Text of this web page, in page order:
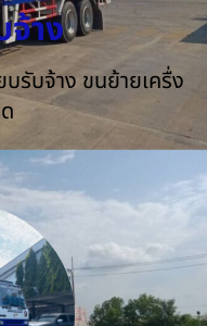
าง
รับจ้าง ขนย้ายเครื่ง